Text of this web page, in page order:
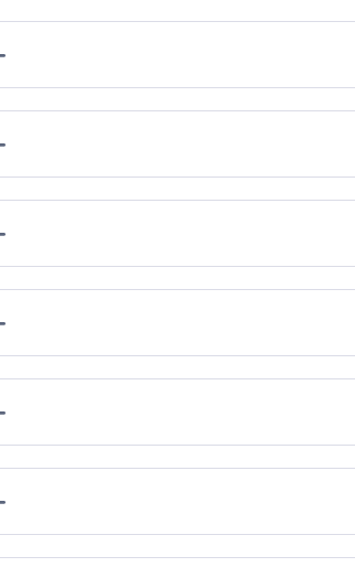
الدينية الهامة، مما يعزز العلاقات
في المنطقة.
وولي العهد رئيس مجلس الوزراء
الروابط بين الدول.
على الأمة بالخير والنمو والرخاء.
والتقارب.